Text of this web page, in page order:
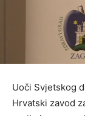
Uoči Svjetskog
Hrvatski zavod